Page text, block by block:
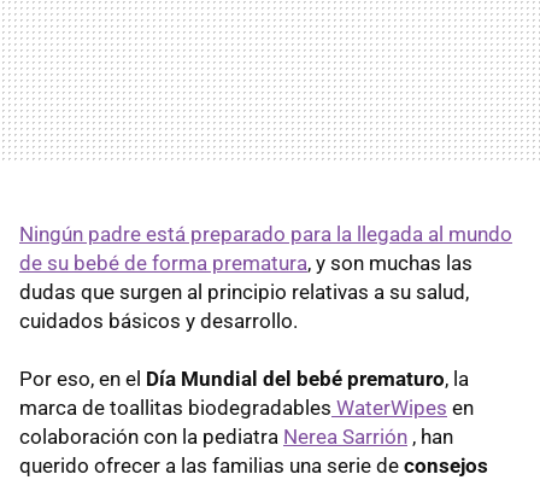
Ningún padre está preparado para la llegada al mundo
de su bebé de forma prematura, y son muchas las
dudas que surgen al principio relativas a su salud,
cuidados básicos y desarrollo.
Por eso, en el Día Mundial del bebé prematuro, la
marca de toallitas biodegradables WaterWipes en
colaboración con la pediatra Nerea Sarrión , han
querido ofrecer a las familias una serie de consejos